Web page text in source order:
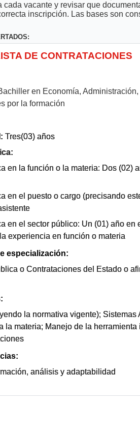
vacante y revisar que
inscripción. Las bases son
DE CONTRATACIONES
en Economía,
por la formación
Tres(03) años
en la función o la materia: Dos (02)
en el puesto o cargo (precisando
en el sector público: Un (01) año en
experiencia en función o materia
especialización:
o Contrataciones del Estado o
la normativa vigente); Sistemas
la materia; Manejo de la
análisis y adaptabilidad